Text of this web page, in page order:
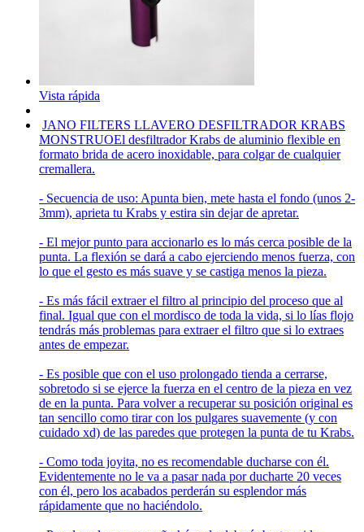
Vista rápida
JANO FILTERS LLAVERO DESFILTRADOR KRABS
MONSTRUOEl desfiltrador Krabs de aluminio flexible en
formato brida de acero inoxidable, para colgar de cualquier
cremallera.
- Secuencia de uso: Apunta bien, mete hasta el fondo (unos 2-
3mm), aprieta tu Krabs y estira sin dejar de apretar.
- El mejor punto para accionarlo es lo más cerca posible de la
punta. La flexión se dará a cabo ejerciendo menos fuerza, con
lo que el gesto es más suave y se castiga menos la pieza.
- Es más fácil extraer el filtro al principio del proceso que al
final. Igual que con el mordisco de toda la vida, si lo lías flojo
tendrás más problemas para extraer el filtro que si lo extraes
antes de empezar.
- Es posible que con el uso prolongado tienda a cerrarse,
sobretodo si se ejerce la fuerza en el centro de la pieza en vez
de en la punta. Para volver a recuperar su posición original es
tan sencillo como tirar con los pulgares suavemente (y con
cuidado xd) de las paredes que protegen la punta de tu Krabs.
- Como toda joyita, no es recomendable ducharse con él.
Evidentemente no le va a pasar nada por ducharte 20 veces
con él, pero los acabados perderán su esplendor más
rápidamente que no haciéndolo.